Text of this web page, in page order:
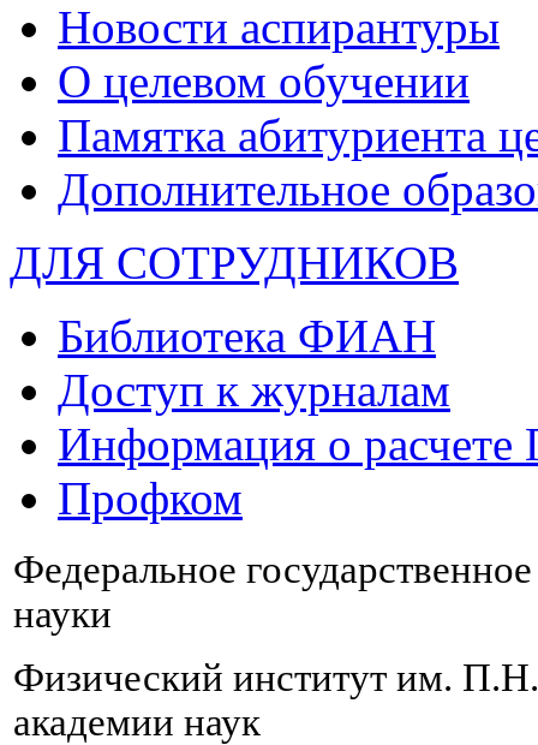
Новости аспирантуры
О целевом обучении
Памятка абитуриента
Дополнительное
ДЛЯ СОТРУДНИКОВ
Библиотека ФИАН
Доступ к журналам
Информация о
Профком
Федеральное
науки
Физический институт им.
академии наук